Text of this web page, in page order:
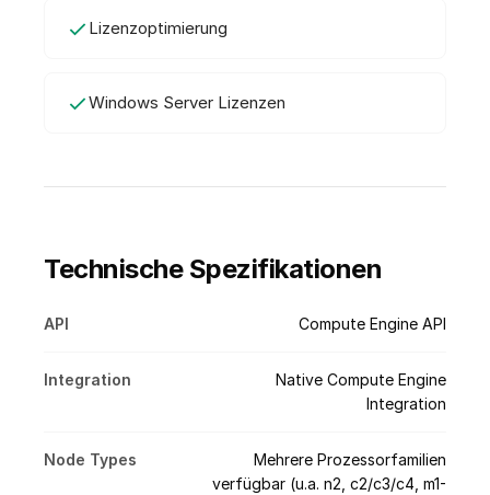
Lizenzoptimierung
Windows Server Lizenzen
Technische Spezifikationen
API Compute Engine API
Integration
Native Compute Engine
Integration
Node Types
Mehrere Prozessorfamilien
verfügbar (u.a. n2, c2/c3/c4, m1-